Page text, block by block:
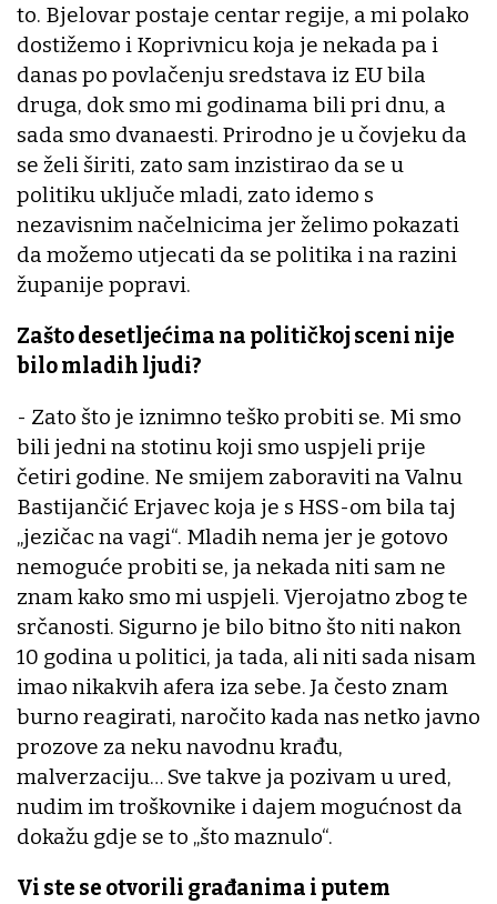
to. Bjelovar postaje centar regije, a mi polako
dostižemo i Koprivnicu koja je nekada pa i
danas po povlačenju sredstava iz EU bila
druga, dok smo mi godinama bili pri dnu, a
sada smo dvanaesti. Prirodno je u čovjeku da
se želi širiti, zato sam inzistirao da se u
politiku uključe mladi, zato idemo s
nezavisnim načelnicima jer želimo pokazati
da možemo utjecati da se politika i na razini
županije popravi.
Zašto desetljećima na političkoj sceni nije
bilo mladih ljudi?
- Zato što je iznimno teško probiti se. Mi smo
bili jedni na stotinu koji smo uspjeli prije
četiri godine. Ne smijem zaboraviti na Valnu
Bastijančić Erjavec koja je s HSS-om bila taj
„jezičac na vagi“. Mladih nema jer je gotovo
nemoguće probiti se, ja nekada niti sam ne
znam kako smo mi uspjeli. Vjerojatno zbog te
srčanosti. Sigurno je bilo bitno što niti nakon
10 godina u politici, ja tada, ali niti sada nisam
imao nikakvih afera iza sebe. Ja često znam
burno reagirati, naročito kada nas netko javno
prozove za neku navodnu krađu,
malverzaciju… Sve takve ja pozivam u ured,
nudim im troškovnike i dajem mogućnost da
dokažu gdje se to „što maznulo“.
Vi ste se otvorili građanima i putem